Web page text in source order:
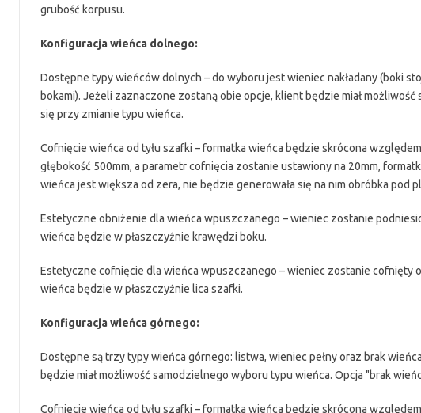
grubość korpusu.
Konfiguracja wieńca dolnego:
Dostępne typy wieńców dolnych – do wyboru jest wieniec nakładany (boki
bokami). Jeżeli zaznaczone zostaną obie opcje, klient będzie miał
się przy zmianie typu wieńca.
Cofnięcie wieńca od tyłu szafki – formatka wieńca będzie skrócona
głębokość 500mm, a parametr cofnięcia zostanie ustawiony na 20mm,
wieńca jest większa od zera, nie będzie generowała się na nim obróbka pod
Estetyczne obniżenie dla wieńca wpuszczanego – wieniec zostanie
wieńca będzie w płaszczyźnie krawędzi boku.
Estetyczne cofnięcie dla wieńca wpuszczanego – wieniec zostanie cofnięty
wieńca będzie w płaszczyźnie lica szafki.
Konfiguracja wieńca górnego:
Dostępne są trzy typy wieńca górnego: listwa, wieniec pełny oraz brak
będzie miał możliwość samodzielnego wyboru typu wieńca. Opcja "brak
Cofnięcie wieńca od tyłu szafki – formatka wieńca będzie skrócona